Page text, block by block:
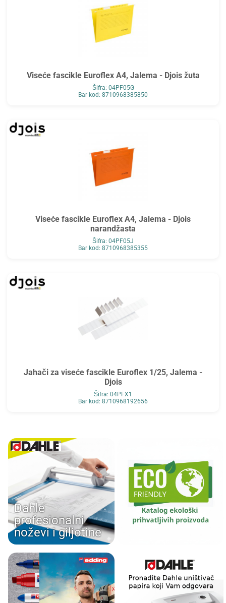
Viseće fascikle Euroflex A4, Jalema - Djois žuta
Šifra: 04PF05G
Bar kod: 8710968385850
Viseće fascikle Euroflex A4, Jalema - Djois
narandžasta
Šifra: 04PF05J
Bar kod: 8710968385355
Jahači za viseće fascikle Euroflex 1/25, Jalema -
Djois
Šifra: 04PFX1
Bar kod: 8710968192656
Dahle
profesionalni
noževi i giljotine